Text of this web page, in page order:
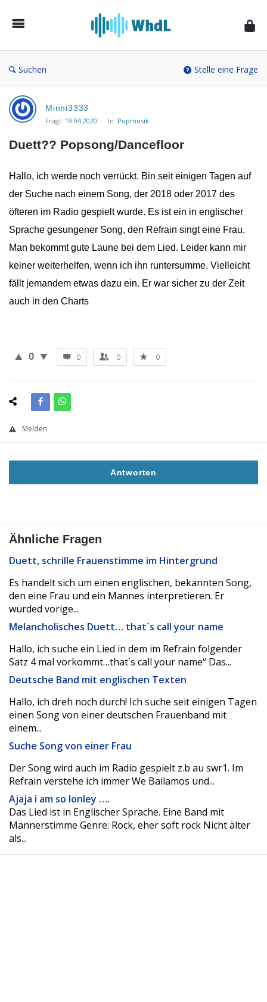
von
Suchen Stelle eine Frage
Musikforum
von
WieheisstdasLied.de
Fragen
Minni3333
Fragt: 19.04.2020 In: Popmusik
Duett?? Popsong/Dancefloor
Hallo, ich werde noch verrückt. Bin seit einigen Tagen auf
der Suche nach einem Song, der 2018 oder 2017 des
öfteren im Radio gespielt wurde. Es ist ein in englischer
Sprache gesungener Song, den Refrain singt eine Frau.
Man bekommt gute Laune bei dem Lied. Leider kann mir
keiner weiterhelfen, wenn ich ihn runtersumme. Vielleicht
fällt jemandem etwas dazu ein. Er war sicher zu der Zeit
auch in den Charts
0 0 0 0
Melden
Antworten
Ähnliche Fragen
Duett, schrille Frauenstimme im Hintergrund
Es handelt sich um einen englischen, bekannten Song,
den eine Frau und ein Mannes interpretieren. Er
wurded vorige...
Melancholisches Duett… that´s call your name
Hallo, ich suche ein Lied in dem im Refrain folgender
Satz 4 mal vorkommt…that´s call your name“ Das...
Deutsche Band mit englischen Texten
Hallo, ich dreh noch durch! Ich suche seit einigen Tagen
einen Song von einer deutschen Frauenband mit
einem...
Suche Song von einer Frau
Der Song wird auch im Radio gespielt z.b au swr1. Im
Refrain verstehe ich immer We Bailamos und...
Ajaja i am so lonley ….
Das Lied ist in Englischer Sprache. Eine Band mit
Männerstimme Genre: Rock, eher soft rock Nicht älter
als...